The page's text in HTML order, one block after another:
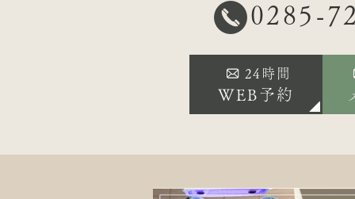
0285-
24時間
WEB予約